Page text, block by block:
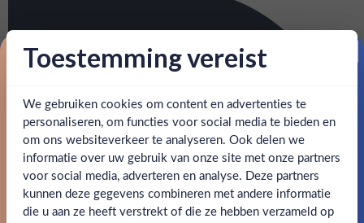
Ben jij 18 jaar of ouder?
Ja Nee
Snelle levering
: voor 15:00, morgen in huis (uitzondering bij
artikel vermeld)
Behulpzameen goed bereikbare klantenservice.
Over Dalmore 15 Yr
Dalmore 15 years is een Schotse single malt afkomstig uit
de Highlands. De distilleerderij is in 1839 opgericht door
kaneel.
SPECIFICATIES
Alcohol 40.00%
Toestemming vereist
We gebruiken cookies om content en advertenties te
personaliseren, om functies voor social media te bieden en
om ons websiteverkeer te analyseren. Ook delen we
informatie over uw gebruik van onze site met onze partners
voor social media, adverteren en analyse. Deze partners
kunnen deze gegevens combineren met andere informatie
die u aan ze heeft verstrekt of die ze hebben verzameld op
Proost op je eerste korting!
Schrijf je in en ontvang direct 5% korting op je eerste
bestelling.
Email
Claim mijn korting